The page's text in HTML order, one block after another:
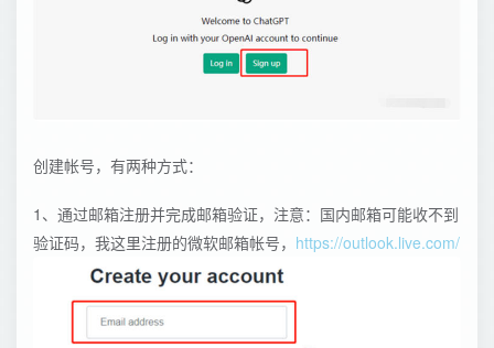
创建帐号，有两种方式：
1、通过邮箱注册并完成邮箱验证，注意：国内邮箱可能收不到
验证码，我这里注册的微软邮箱帐号， https://outlook.live.com/